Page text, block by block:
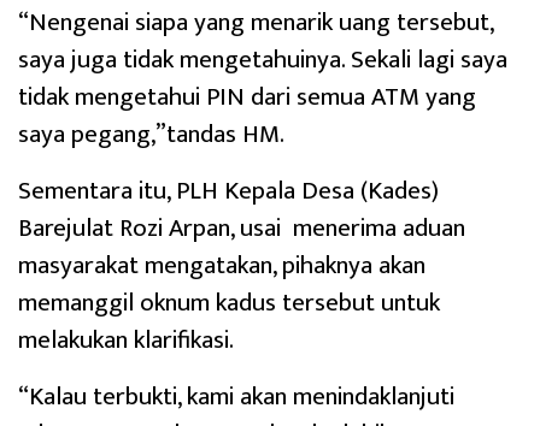
“Nengenai siapa yang menarik uang tersebut,
saya juga tidak mengetahuinya. Sekali lagi saya
tidak mengetahui PIN dari semua ATM yang
saya pegang,”tandas HM.
Sementara itu, PLH Kepala Desa (Kades)
Barejulat Rozi Arpan, usai menerima aduan
masyarakat mengatakan, pihaknya akan
memanggil oknum kadus tersebut untuk
melakukan klarifikasi.
“Kalau terbukti, kami akan menindaklanjuti